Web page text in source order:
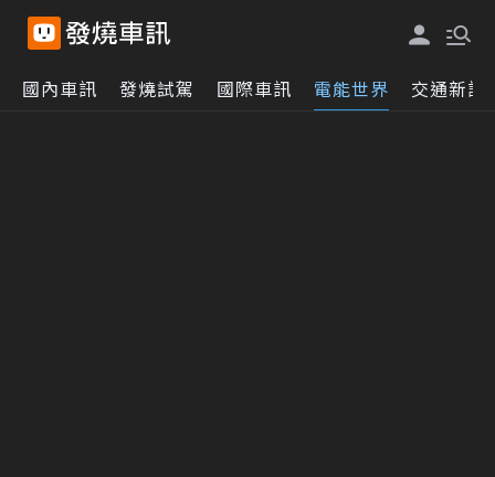
國內車訊 發燒試駕 國際車訊 電能世界 交通新訊